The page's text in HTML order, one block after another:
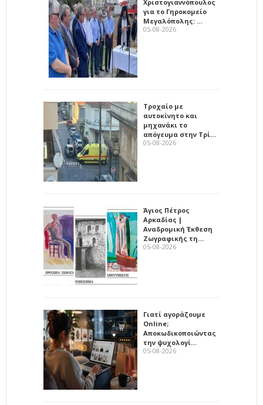
Χριστογιαννόπουλος
για το Γηροκομείο
Μεγαλόπολης: …
05-08-2026
Τροχαίο με
αυτοκίνητο και
μηχανάκι το
απόγευμα στην Τρί…
05-08-2026
Άγιος Πέτρος
Αρκαδίας |
Αναδρομική Έκθεση
Ζωγραφικής τη…
05-08-2026
Γιατί αγοράζουμε
Online;
Αποκωδικοποιώντας
την ψυχολογί…
05-08-2026